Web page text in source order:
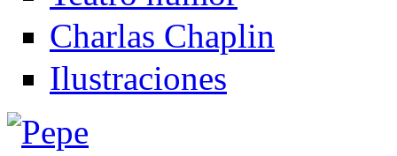
Charlas Chaplin
Ilustraciones